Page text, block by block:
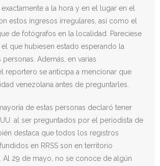
a la hora y en el lugar en el
estos ingresos irregulares, así como el
de fotógrafos en la localidad. Pareciese
que hubiesen estado esperando la
personas. Además, en varias
reportero se anticipa a mencionar que
venezolana antes de preguntarles.
de estas personas declaró tener
al ser preguntados por el periodista de
destaca que todos los registros
en RRSS son en territorio
Al 29 de mayo, no se conoce de algún